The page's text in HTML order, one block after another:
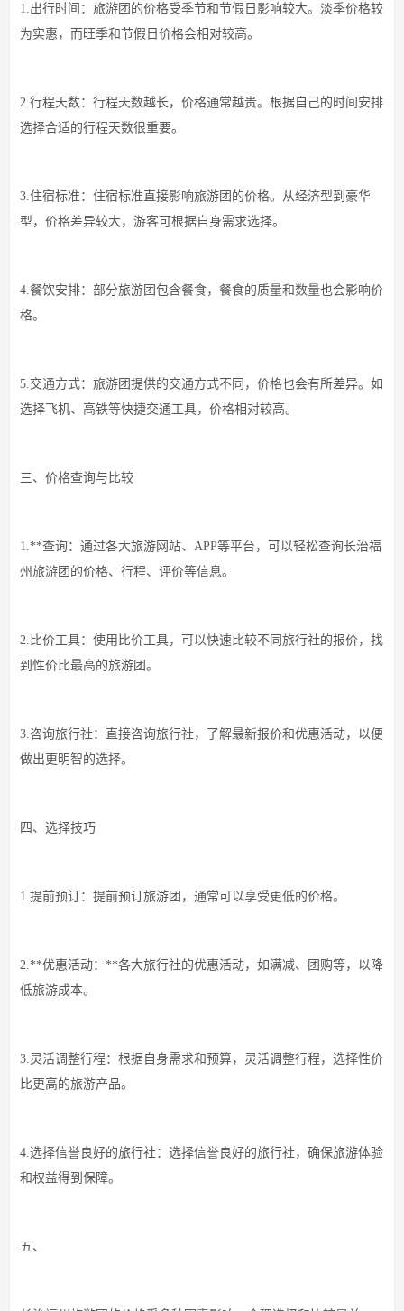
1.出行时间：旅游团的价格受季节和节假日影响较大。淡季价格较
为实惠，而旺季和节假日价格会相对较高。
2.行程天数：行程天数越长，价格通常越贵。根据自己的时间安排
选择合适的行程天数很重要。
3.住宿标准：住宿标准直接影响旅游团的价格。从经济型到豪华
型，价格差异较大，游客可根据自身需求选择。
4.餐饮安排：部分旅游团包含餐食，餐食的质量和数量也会影响价
格。
5.交通方式：旅游团提供的交通方式不同，价格也会有所差异。如
选择飞机、高铁等快捷交通工具，价格相对较高。
三、价格查询与比较
1.**查询：通过各大旅游网站、APP等平台，可以轻松查询长治福
州旅游团的价格、行程、评价等信息。
2.比价工具：使用比价工具，可以快速比较不同旅行社的报价，找
到性价比最高的旅游团。
3.咨询旅行社：直接咨询旅行社，了解最新报价和优惠活动，以便
做出更明智的选择。
四、选择技巧
1.提前预订：提前预订旅游团，通常可以享受更低的价格。
2.**优惠活动：**各大旅行社的优惠活动，如满减、团购等，以降
低旅游成本。
3.灵活调整行程：根据自身需求和预算，灵活调整行程，选择性价
比更高的旅游产品。
4.选择信誉良好的旅行社：选择信誉良好的旅行社，确保旅游体验
和权益得到保障。
五、